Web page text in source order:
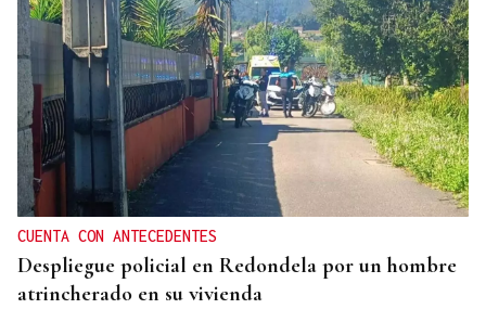
CUENTA CON ANTECEDENTES
Despliegue policial en Redondela por un hombre
atrincherado en su vivienda